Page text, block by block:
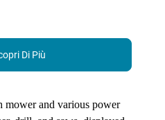
Di Più